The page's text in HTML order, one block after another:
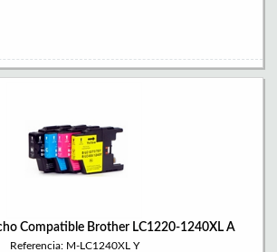
Compatible Brother LC1220-1240XL A
Referencia: M-LC1240XL Y